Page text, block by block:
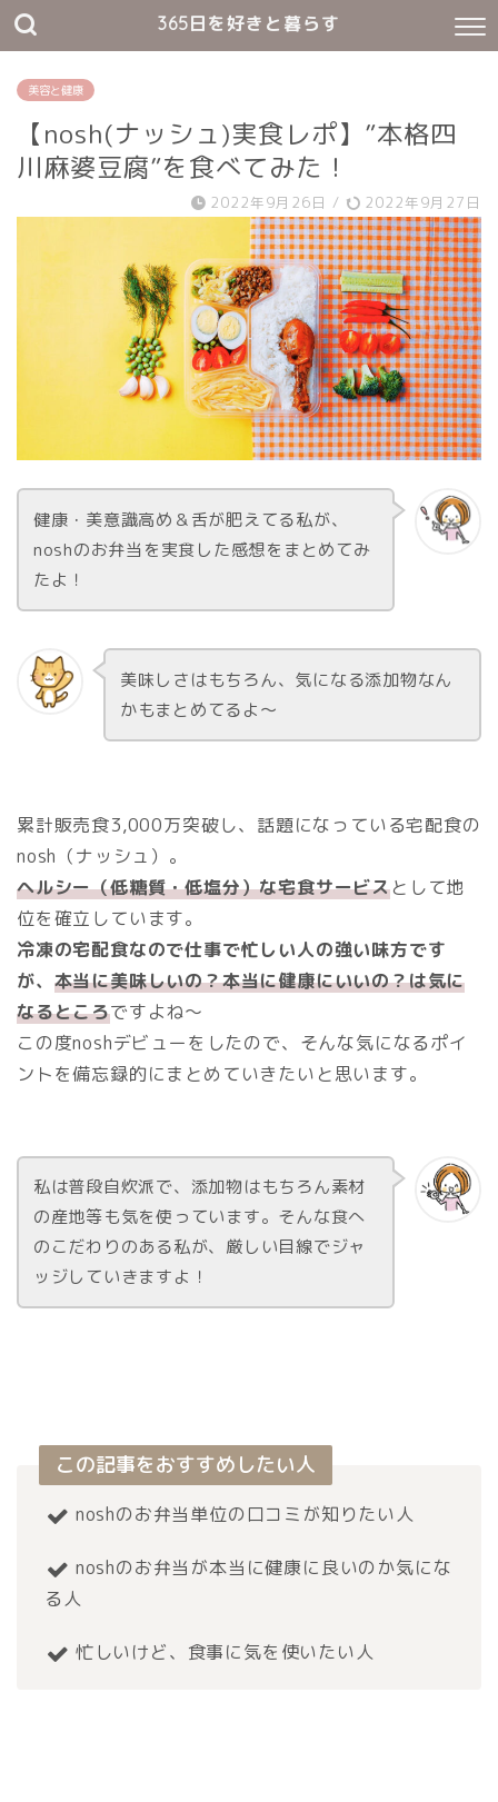
365日を好きと暮らす
美容と健康
【nosh(ナッシュ)実食レポ】”本格四
川麻婆豆腐”を食べてみた！
2022年9月26日 / 2022年9月27日
健康・美意識高め＆舌が肥えてる私が、
noshのお弁当を実食した感想をまとめてみ
たよ！
美味しさはもちろん、気になる添加物なん
かもまとめてるよ～
累計販売食3,000万突破し、話題になっている宅配食の
nosh（ナッシュ）。
ヘルシー（低糖質・低塩分）な宅食サービスとして地
位を確立しています。
冷凍の宅配食なので仕事で忙しい人の強い味方です
が、 本当に美味しいの？本当に健康にいいの？は気に
なるところですよね～
この度noshデビューをしたので、そんな気になるポイ
ントを備忘録的にまとめていきたいと思います。
私は普段自炊派で、添加物はもちろん素材
の産地等も気を使っています。そんな食へ
のこだわりのある私が、厳しい目線でジャ
ッジしていきますよ！
この記事をおすすめしたい人
noshのお弁当単位の口コミが知りたい人
noshのお弁当が本当に健康に良いのか気にな
る人
忙しいけど、食事に気を使いたい人